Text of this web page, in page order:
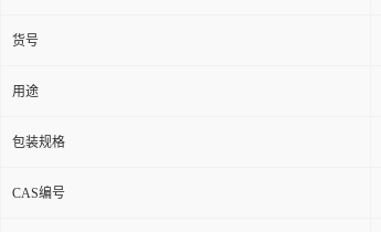
货号
用途
包装规格
CAS编号